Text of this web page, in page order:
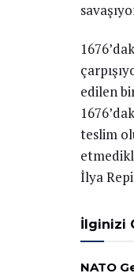
edilen
teslim
İlya
İlginizi
NATO